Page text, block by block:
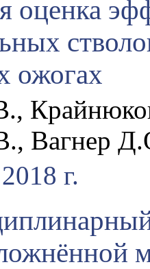
оценка
ожогах
Вагнер
г.